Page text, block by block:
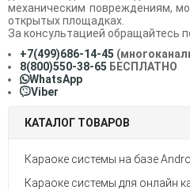
механическим повреждениям,
открытых площадках.
За консультацией обращайтесь
+7(499)686-14-45
8(800)550-38-65 БЕСПЛАТНО
WhatsApp
Viber
КАТАЛОГ ТОВАРОВ
Караоке системы на базе
Караоке системы для онлайн